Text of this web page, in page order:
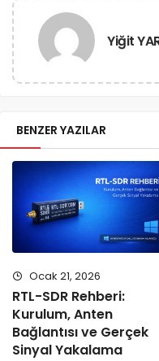
Yiğit
BENZER YAZILAR
Ocak 21, 2026
RTL-SDR Rehberi:
Kurulum, Anten
Bağlantısı ve Gerçek
Sinyal Yakalama